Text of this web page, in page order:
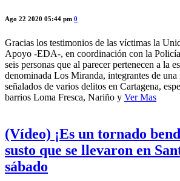
Ago 22 2020 05:44 pm 0
Gracias los testimonios de las víctimas la
Apoyo -EDA-, en coordinación con la
seis personas que al parecer pertenecen a la
denominada Los Miranda, integrantes de
señalados de varios delitos en Cartagena,
barrios Loma Fresca, Nariño y Ver Mas
(Vídeo) ¡Es un tornado
susto que se llevaron en
sábado